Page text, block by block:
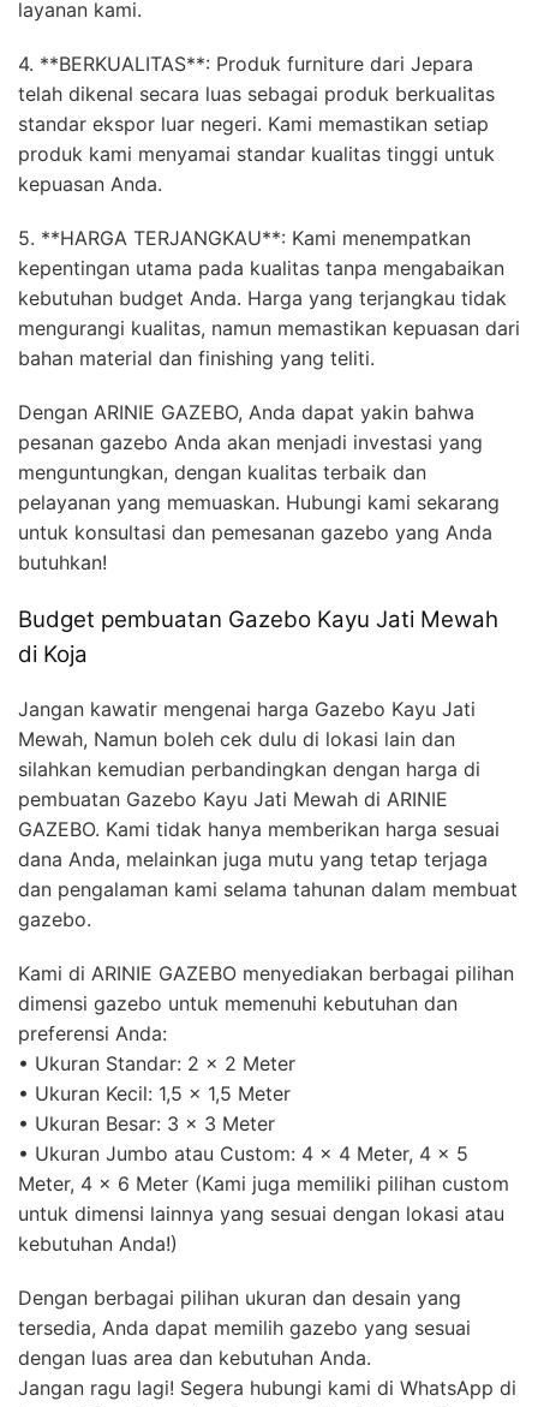
layanan kami.
4. **BERKUALITAS**: Produk furniture dari Jepara
telah dikenal secara luas sebagai produk berkualitas
standar ekspor luar negeri. Kami memastikan setiap
produk kami menyamai standar kualitas tinggi untuk
kepuasan Anda.
5. **HARGA TERJANGKAU**: Kami menempatkan
kepentingan utama pada kualitas tanpa mengabaikan
kebutuhan budget Anda. Harga yang terjangkau tidak
mengurangi kualitas, namun memastikan kepuasan dari
bahan material dan finishing yang teliti.
Dengan ARINIE GAZEBO, Anda dapat yakin bahwa
pesanan gazebo Anda akan menjadi investasi yang
menguntungkan, dengan kualitas terbaik dan
pelayanan yang memuaskan. Hubungi kami sekarang
untuk konsultasi dan pemesanan gazebo yang Anda
butuhkan!
Budget pembuatan Gazebo Kayu Jati Mewah
di Koja
Jangan kawatir mengenai harga Gazebo Kayu Jati
Mewah, Namun boleh cek dulu di lokasi lain dan
silahkan kemudian perbandingkan dengan harga di
pembuatan Gazebo Kayu Jati Mewah di ARINIE
GAZEBO. Kami tidak hanya memberikan harga sesuai
dana Anda, melainkan juga mutu yang tetap terjaga
dan pengalaman kami selama tahunan dalam membuat
gazebo.
Kami di ARINIE GAZEBO menyediakan berbagai pilihan
dimensi gazebo untuk memenuhi kebutuhan dan
preferensi Anda:
• Ukuran Standar: 2 x 2 Meter
• Ukuran Kecil: 1,5 x 1,5 Meter
• Ukuran Besar: 3 x 3 Meter
• Ukuran Jumbo atau Custom: 4 x 4 Meter, 4 x 5
Meter, 4 x 6 Meter (Kami juga memiliki pilihan custom
untuk dimensi lainnya yang sesuai dengan lokasi atau
kebutuhan Anda!)
Dengan berbagai pilihan ukuran dan desain yang
tersedia, Anda dapat memilih gazebo yang sesuai
dengan luas area dan kebutuhan Anda.
Jangan ragu lagi! Segera hubungi kami di WhatsApp di